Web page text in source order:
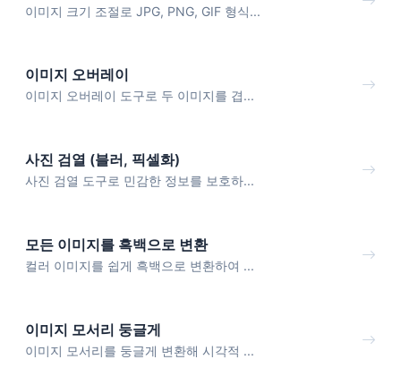
이미지 크기 조절로 JPG, PNG, GIF 형식...
이미지 오버레이
이미지 오버레이 도구로 두 이미지를 겹...
사진 검열 (블러, 픽셀화)
사진 검열 도구로 민감한 정보를 보호하...
모든 이미지를 흑백으로 변환
컬러 이미지를 쉽게 흑백으로 변환하여 ...
이미지 모서리 둥글게
이미지 모서리를 둥글게 변환해 시각적 ...